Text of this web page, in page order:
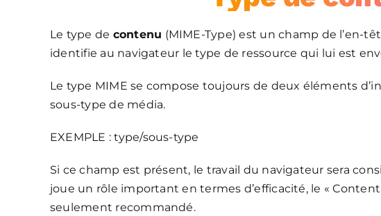
Le type de contenu (MIME-Type) est un champ de l’en-
identifie au navigateur le type de ressource qui lui est
Le type MIME se compose toujours de deux éléments
sous-type de média.
EXEMPLE : type/sous-type
Si ce champ est présent, le travail du navigateur sera
joue un rôle important en termes d’efficacité, le «
seulement recommandé.